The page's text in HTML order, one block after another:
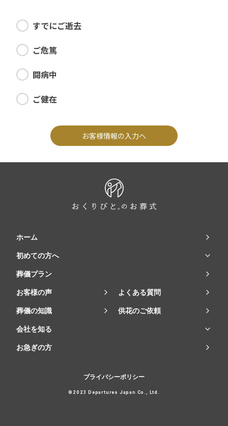
すでにご逝去
ご危篤
闘病中
ご健在
お客様情報の入力へ
ホーム
初めての方へ
葬儀プラン
お客様の声 よくある質問
葬儀の知識 供花のご依頼
会社を知る
お急ぎの方
プライバシーポリシー
©2023 Departures Japan Co., Ltd.